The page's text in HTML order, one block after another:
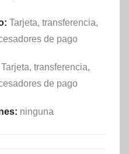
Tarjeta, transferencia,
de pago
Tarjeta, transferencia,
de pago
ninguna